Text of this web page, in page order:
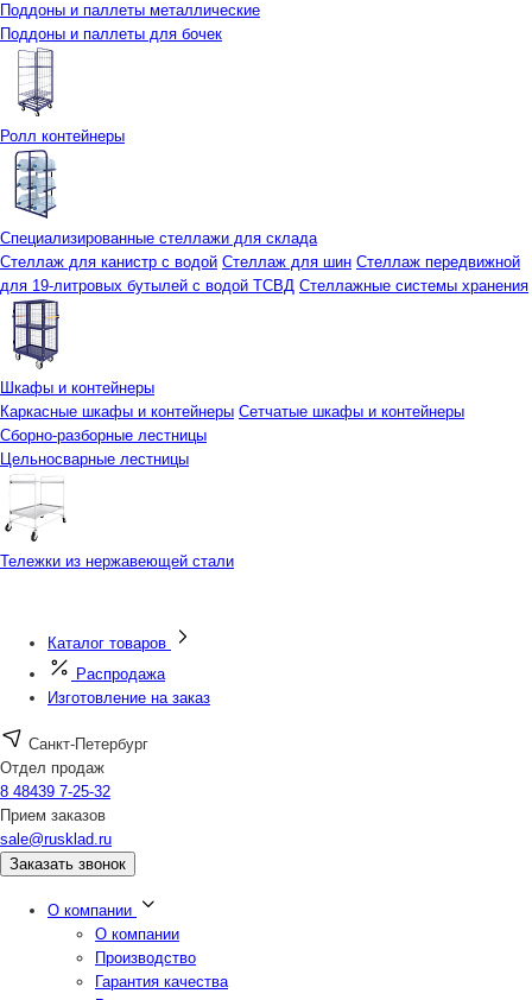
Поддоны и паллеты металлические
Поддоны и паллеты для бочек
Ролл контейнеры
Специализированные стеллажи для склада
Стеллаж для канистр с водой Стеллаж для шин Стеллаж передвижной
для 19-литровых бутылей с водой ТСВД Стеллажные системы хранения
Шкафы и контейнеры
Каркасные шкафы и контейнеры Сетчатые шкафы и контейнеры
Сборно-разборные лестницы
Цельносварные лестницы
Тележки из нержавеющей стали
Каталог товаров
Распродажа
Изготовление на заказ
Санкт-Петербург
Отдел продаж
8 48439 7-25-32
Прием заказов
sale@rusklad.ru
Заказать звонок
О компании
О компании
Производство
Гарантия качества